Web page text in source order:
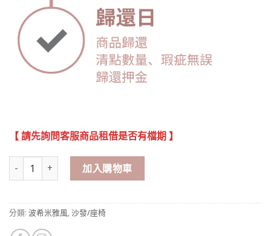
【 請先詢問客服商品租借是否有檔期 】
波希米雅風道具 枕頭 數量加入購物車
分類: 波希米雅風 沙發/座椅